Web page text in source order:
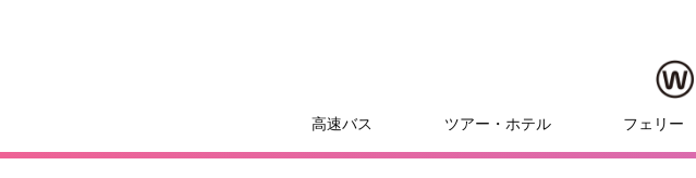
高速バス ツアー・ホテル フェリー